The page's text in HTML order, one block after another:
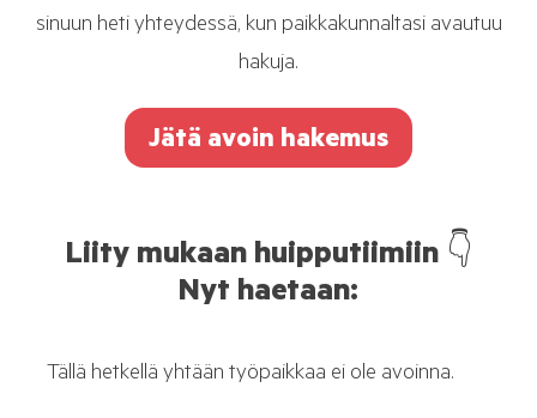
sinuun heti yhteydessä, kun paikkakunnaltasi avautuu
hakuja.
Jätä avoin hakemus
Liity mukaan huipputiimiin 👇
Nyt haetaan:
Tällä hetkellä yhtään työpaikkaa ei ole avoinna.